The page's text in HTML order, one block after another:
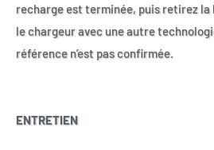
recharge est terminée, puis retirez la
le chargeur avec une autre
référence n’est pas confirmée.
ENTRETIEN